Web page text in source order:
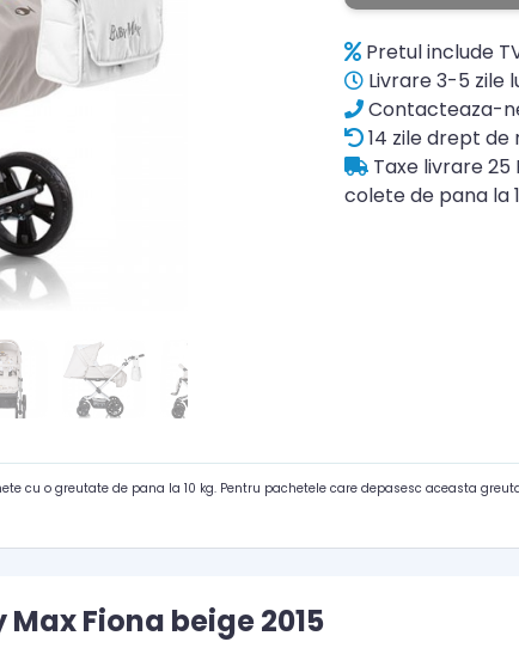
Pretul include
Livrare 3-5 zile
Contacteaza-
14 zile drept de
Taxe livrare 25
colete de pana la
cu o greutate de pana la 10 kg. Pentru pachetele care depasesc aceasta
Fiona beige 2015